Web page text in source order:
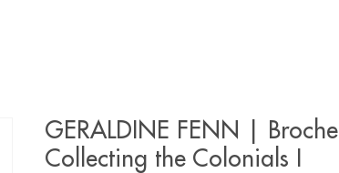
GERALDINE FENN | Broche
Collecting the Colonials I